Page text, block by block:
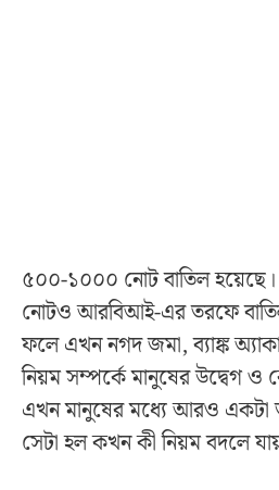
৫০০-১০০০ নোট বাতিল
নোটও আরবিআই-এর তরফে
ফলে এখন নগদ জমা, ব্যাঙ্ক
নিয়ম সম্পর্কে মানুষের উদ্বেগ
এখন মানুষের মধ্যে আরও
সেটা হল কখন কী নিয়ম বদলে